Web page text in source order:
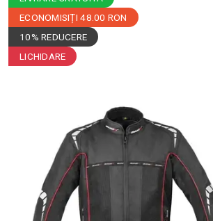
ECONOMISIȚI 48.00 RON
10% REDUCERE
LICHIDARE